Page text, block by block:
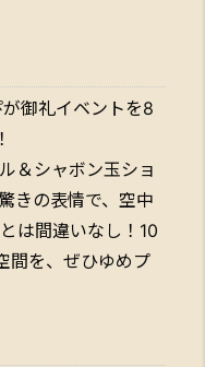
御礼イベントを8
＆シャボン玉ショ
きの表情で、空中
は間違いなし！10
間を、ぜひゆめプ